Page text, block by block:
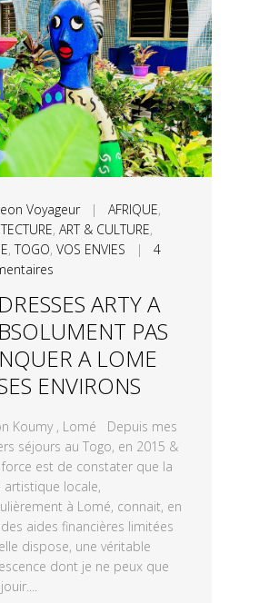
Voyageur| AFRIQUE,
, ART & CULTURE,
,TOGO, VOS ENVIES | 4
ARTY A
PAS
A LOME
ENVIRONS
Koumy , Lomé Depuis mes
séjours au Togo, en 2015 &
force est de constater que la
artistique locale,
à Lomé, connait, en
aides financières limitées
dispose, une véritable
dont je ne peux que